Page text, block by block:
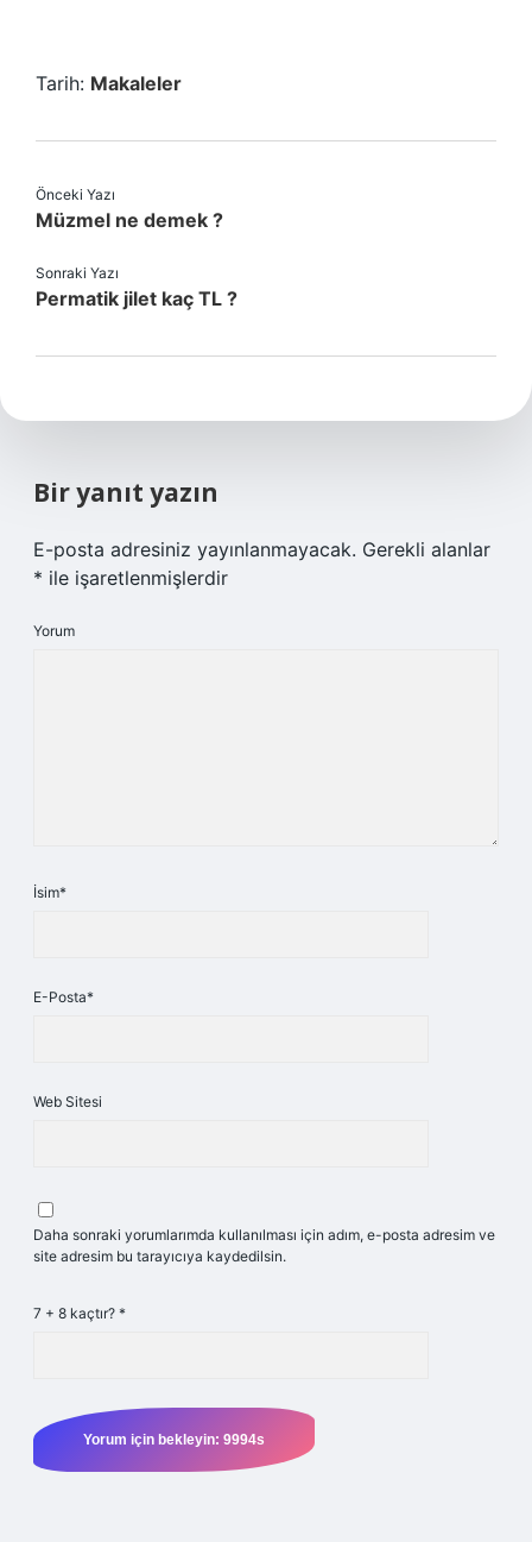
Tarih: Makaleler
Önceki Yazı
Müzmel ne demek ?
Sonraki Yazı
Permatik jilet kaç TL ?
Bir yanıt yazın
E-posta adresiniz yayınlanmayacak. Gerekli alanlar
* ile işaretlenmişlerdir
Yorum
İsim*
E-Posta*
Web Sitesi
Daha sonraki yorumlarımda kullanılması için adım, e-posta adresim ve
site adresim bu tarayıcıya kaydedilsin.
7 + 8 kaçtır? *